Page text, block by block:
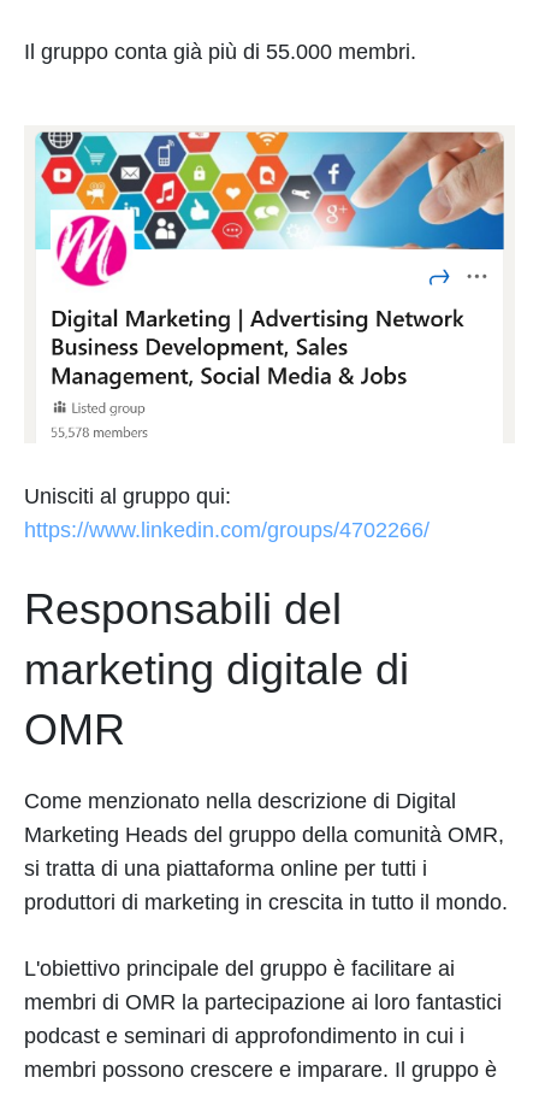
Il gruppo conta già più di 55.000 membri.
Unisciti al gruppo qui:
https://www.linkedin.com/groups/4702266/
Responsabili del
marketing digitale di
OMR
Come menzionato nella descrizione di Digital
Marketing Heads del gruppo della comunità OMR,
si tratta di una piattaforma online per tutti i
produttori di marketing in crescita in tutto il mondo.
L'obiettivo principale del gruppo è facilitare ai
membri di OMR la partecipazione ai loro fantastici
podcast e seminari di approfondimento in cui i
membri possono crescere e imparare. Il gruppo è